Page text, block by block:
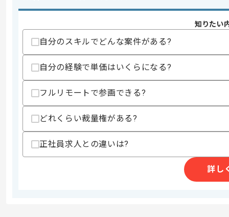
その他募集要項
商談回数
1回
募集人数
1人
作業開始日
2026/06/01
エージェントからのコ
メント
スパイスの製造、販売事業を展開して
コンサルとしての実務経験を活かした
知りたい
自分のスキルでどんな案件がある?
自分の経験で単価はいくらになる?
フルリモートで参画できる?
どれくらい裁量権がある?
正社員求人との違いは?
詳し